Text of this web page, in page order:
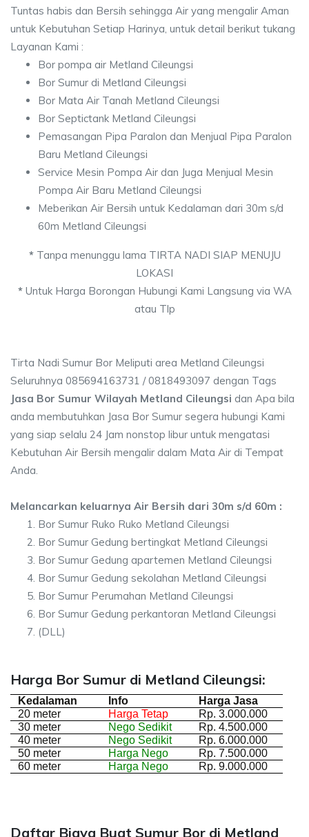
Tuntas habis dan Bersih sehingga Air yang mengalir Aman
untuk Kebutuhan Setiap Harinya, untuk detail berikut tukang
Layanan Kami :
Bor pompa air Metland Cileungsi
Bor Sumur di Metland Cileungsi
Bor Mata Air Tanah Metland Cileungsi
Bor Septictank Metland Cileungsi
Pemasangan Pipa Paralon dan Menjual Pipa Paralon
Baru Metland Cileungsi
Service Mesin Pompa Air dan Juga Menjual Mesin
Pompa Air Baru Metland Cileungsi
Meberikan Air Bersih untuk Kedalaman dari 30m s/d
60m Metland Cileungsi
*Tanpa menunggu lama TIRTA NADI SIAP MENUJU
LOKASI
*Untuk Harga Borongan Hubungi Kami Langsung via WA
atau Tlp
Tirta Nadi Sumur Bor Meliputi area Metland Cileungsi
Seluruhnya 085694163731 / 0818493097 dengan Tags
Jasa Bor Sumur Wilayah Metland Cileungsi dan Apa bila
anda membutuhkan Jasa Bor Sumur segera hubungi Kami
yang siap selalu 24 Jam nonstop libur untuk mengatasi
Kebutuhan Air Bersih mengalir dalam Mata Air di Tempat
Anda.
Melancarkan keluarnya Air Bersih dari 30m s/d 60m :
Bor Sumur Ruko Ruko Metland Cileungsi
Bor Sumur Gedung bertingkat Metland Cileungsi
Bor Sumur Gedung apartemen Metland Cileungsi
Bor Sumur Gedung sekolahan Metland Cileungsi
Bor Sumur Perumahan Metland Cileungsi
Bor Sumur Gedung perkantoran Metland Cileungsi
(DLL)
Harga Bor Sumur di Metland Cileungsi:
Kedalaman Info
Harga Jasa
20 meter
Harga Tetap
Rp. 3.000.000
30 meter
Nego Sedikit
Rp. 4.500.000
40 meter
Nego Sedikit
Rp. 6.000.000
50 meter
Harga Nego
Rp. 7.500.000
60 meter
Harga Nego Rp. 9.000.000
Daftar Biaya Buat Sumur Bor di Metland